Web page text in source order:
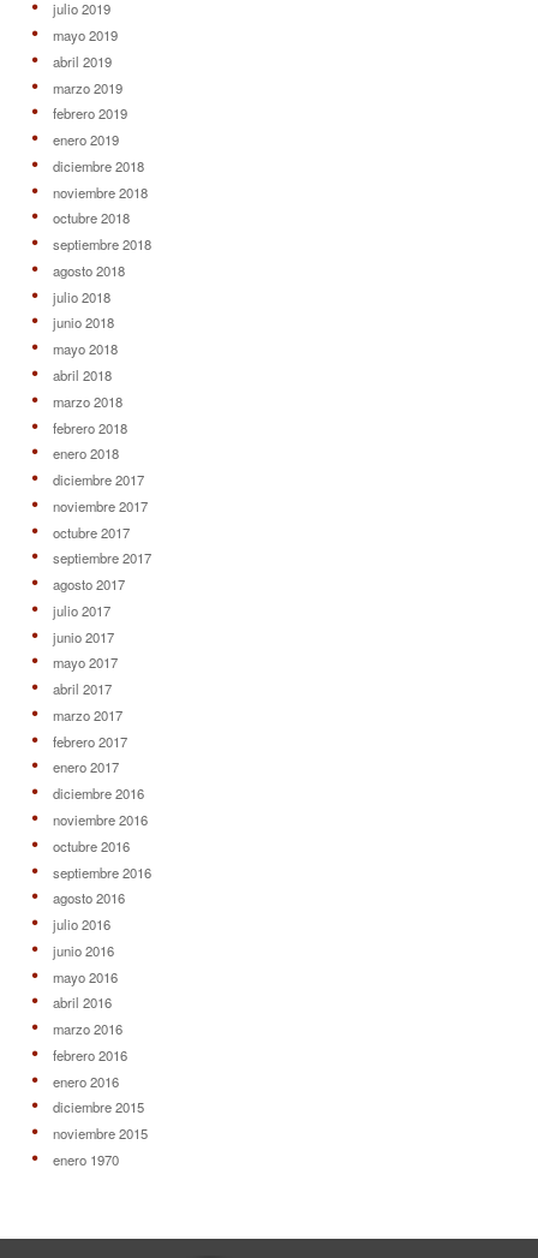
julio 2019
mayo 2019
abril 2019
marzo 2019
febrero 2019
enero 2019
diciembre 2018
noviembre 2018
octubre 2018
septiembre 2018
agosto 2018
julio 2018
junio 2018
mayo 2018
abril 2018
marzo 2018
febrero 2018
enero 2018
diciembre 2017
noviembre 2017
octubre 2017
septiembre 2017
agosto 2017
julio 2017
junio 2017
mayo 2017
abril 2017
marzo 2017
febrero 2017
enero 2017
diciembre 2016
noviembre 2016
octubre 2016
septiembre 2016
agosto 2016
julio 2016
junio 2016
mayo 2016
abril 2016
marzo 2016
febrero 2016
enero 2016
diciembre 2015
noviembre 2015
enero 1970